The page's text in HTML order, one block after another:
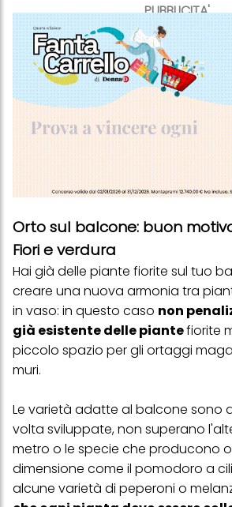
PUBBLICITA'
Orto sul balcone: buon
Fiori e verdura
Hai già delle piante fiorite sul tuo
creare una nuova armonia tra
in vaso: in questo caso non
già esistente delle piantefiorite
piccolo spazio per gli ortaggi
muri.
Le varietà adatte al balcone sono
volta sviluppate, non superano
metro o le specie che producono
dimensione come il pomodoro a
alcune varietà di peperoni o